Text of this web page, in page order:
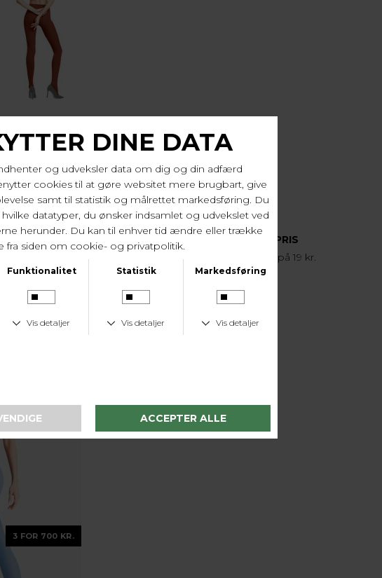
KUNDESERVICE
Tlf. 24 59 87 63
LAV FRAGTPRIS
Fast lav fragtpris på 19 kr.
I samme serie
3 FOR 700 KR.